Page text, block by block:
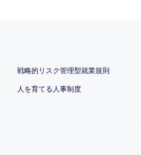
戦略的リスク管理型就業規則
人を育てる人事制度